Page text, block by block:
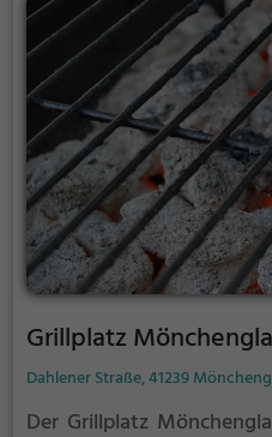
Grillplatz
Dahlener Straße, 41239
Der Grillplatz